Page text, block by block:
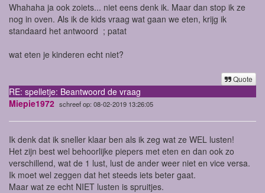
Whahaha ja ook zoiets... niet eens denk ik. Maar dan stop ik ze
nog in oven. Als ik de kids vraag wat gaan we eten, krijg ik
standaard het antwoord ; patat
wat eten je kinderen echt niet?
Quote
RE: spelletje: Beantwoord de vraag
Miepie1972 schreef op: 08-02-2019 13:26:05
Ik denk dat ik sneller klaar ben als ik zeg wat ze WEL lusten!
Het zijn best wel behoorlijke piepers met eten en dan ook zo
verschillend, wat de 1 lust, lust de ander weer niet en vice versa.
Ik moet wel zeggen dat het steeds iets beter gaat.
Maar wat ze echt NIET lusten is spruitjes.